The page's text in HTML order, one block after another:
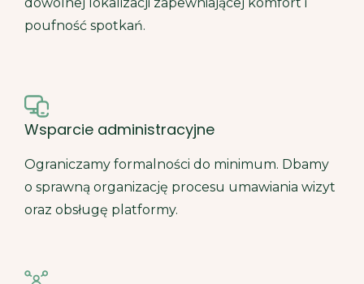
poufność spotkań.
Wsparcie administracyjne
Ograniczamy formalności do minimum. Dbamy
o sprawną organizację procesu umawiania wizyt
oraz obsługę platformy.